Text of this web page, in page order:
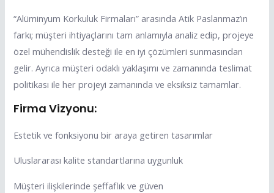
“Alüminyum Korkuluk Firmaları” arasında Atik Paslanmaz’ın
farkı; müşteri ihtiyaçlarını tam anlamıyla analiz edip, projeye
özel mühendislik desteği ile en iyi çözümleri sunmasından
gelir. Ayrıca müşteri odaklı yaklaşımı ve zamanında teslimat
politikası ile her projeyi zamanında ve eksiksiz tamamlar.
Firma Vizyonu:
Estetik ve fonksiyonu bir araya getiren tasarımlar
Uluslararası kalite standartlarına uygunluk
Müşteri ilişkilerinde şeffaflık ve güven